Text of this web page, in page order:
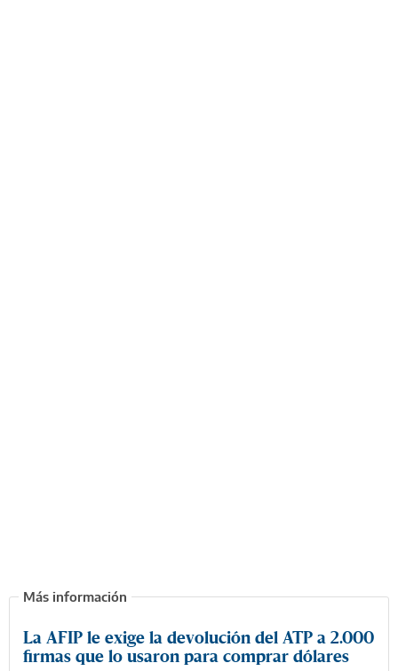
La AFIP le exige la devolución del ATP a 2.000
firmas que lo usaron para comprar dólares